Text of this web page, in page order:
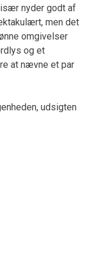
nyder godt af
men det
omgivelser
og et
at nævne et par
udsigten